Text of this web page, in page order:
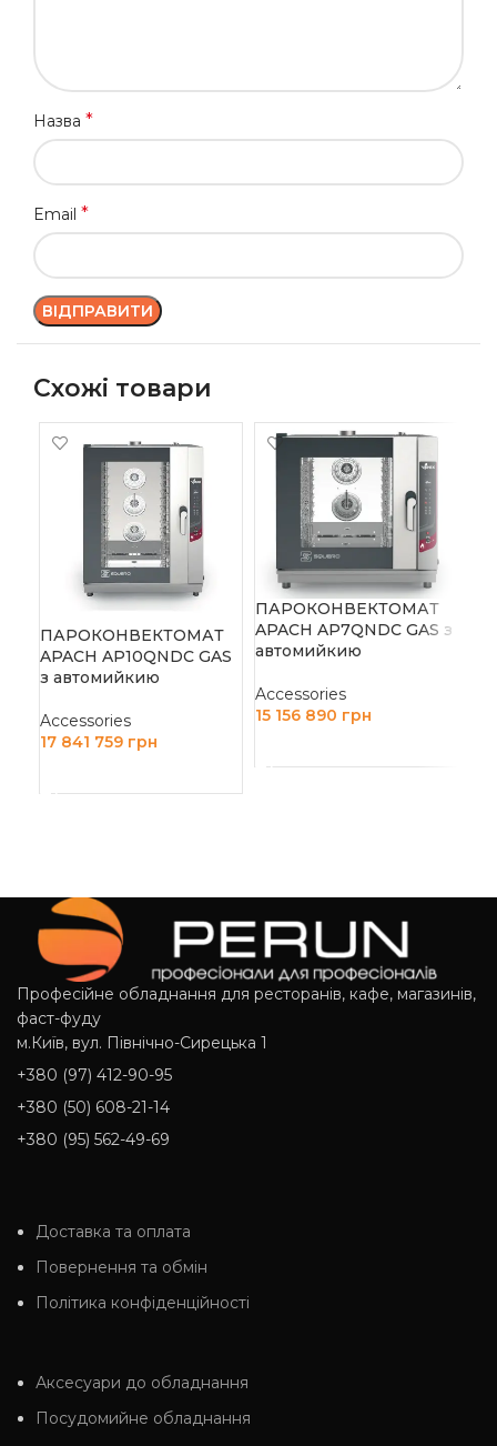
Назва *
Email *
Схожі товари
ПАРОКОНВЕКТОМАТ
APACH AP10QNDC GAS
з автомийкию
Accessories
17 841 759 грн
ПАРОКОНВЕКТОМАТ
APACH AP7QNDC GAS з
автомийкию
Accessories
15 156 890 грн
Професійне обладнання для ресторанів, кафе, магазинів,
фаст-фуду
м.Київ, вул. Північно-Сирецька 1
+380 (97) 412-90-95
+380 (50) 608-21-14
+380 (95) 562-49-69
Доставка та оплата
Повернення та обмін
Політика конфіденційності
Аксесуари до обладнання
Посудомийне обладнання